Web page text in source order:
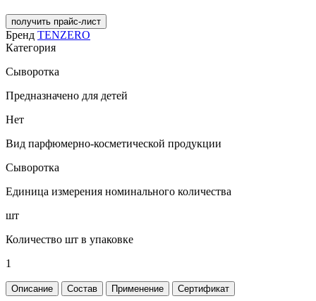
получить прайс-лист
Бренд TENZERO
Категория
Сыворотка
Предназначено для детей
Нет
Вид парфюмерно-косметической продукции
Сыворотка
Единица измерения номинального количества
шт
Количество шт в упаковке
1
Описание Состав Применение Сертификат